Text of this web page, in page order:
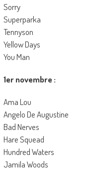
Sorry
Superparka
Tennyson
Yellow Days
You Man
1er novembre :
Ama Lou
Angelo De Augustine
Bad Nerves
Hare Squead
Hundred Waters
Jamila Woods